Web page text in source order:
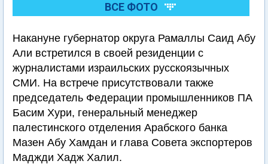
ВСЕ ФОТО
Накануне губернатор округа Рамаллы Саид Абу
Али встретился в своей резиденции с
журналистами израильских русскоязычных
СМИ. На встрече присутствовали также
председатель Федерации промышленников ПА
Басим Хури, генеральный менеджер
палестинского отделения Арабского банка
Мазен Абу Хамдан и глава Совета экспортеров
Маджди Хадж Халил.